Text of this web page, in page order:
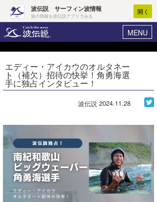
波伝説 サーフィン波情報
波の情報を波伝説アプリでみる
開く
MENU
ヘルプ マイホーム
ログイン
気象情報
ニュース
サーフィンエリアガイド
エディー・アイカウのオルタネー
ト（補欠）招待の快挙！角勇海選
手に独占インタビュー！
波伝説 2024.11.28
Core Surf Japan
コンテスト
ファッション/グッズ
アート＆エンタメ
コラム
トラベル
ショップ情報